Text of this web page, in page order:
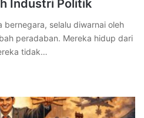
Industri Politik
bernegara, selalu diwarnai oleh
peradaban. Mereka hidup dari
tidak…